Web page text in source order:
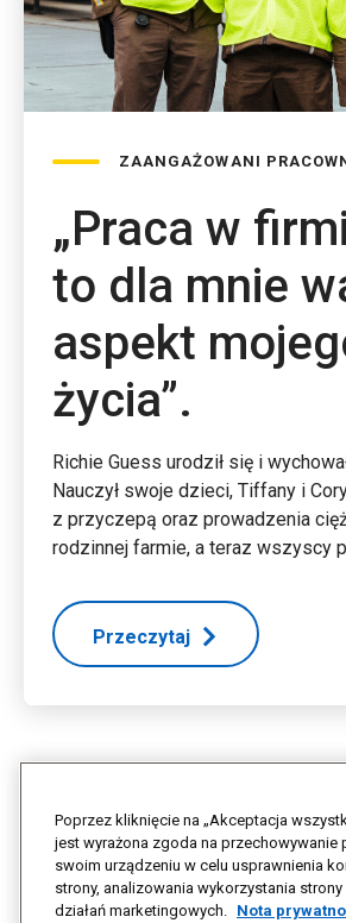
ZAANGAŻOWANI
„Praca w
to dla mnie
aspekt
życia”.
Richie Guess urodził się i
Nauczył swoje dzieci, Tiffany i
z przyczepą oraz prowadzenia
rodzinnej farmie, a teraz wszyscy
Przeczytaj
Poprzez kliknięcie na „Akceptacja
jest wyrażona zgoda na przechowywanie
swoim urządzeniu w celu usprawnienia
strony, analizowania wykorzystania
działań marketingowych. Nota